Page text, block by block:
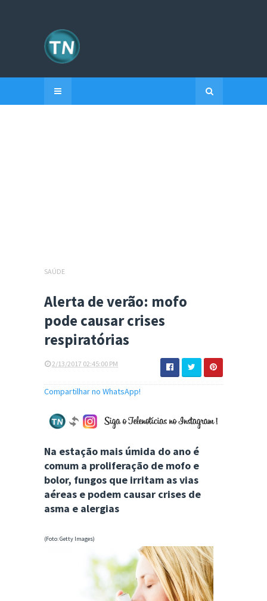
SAÚDE
Alerta de verão: mofo
pode causar crises
respiratórias
2/13/2017 02:45:00 PM
Compartilhar no WhatsApp!
Na estação mais úmida do ano é
comum a proliferação de mofo e
bolor, fungos que irritam as vias
aéreas e podem causar crises de
asma e alergias
(Foto: Getty Images)